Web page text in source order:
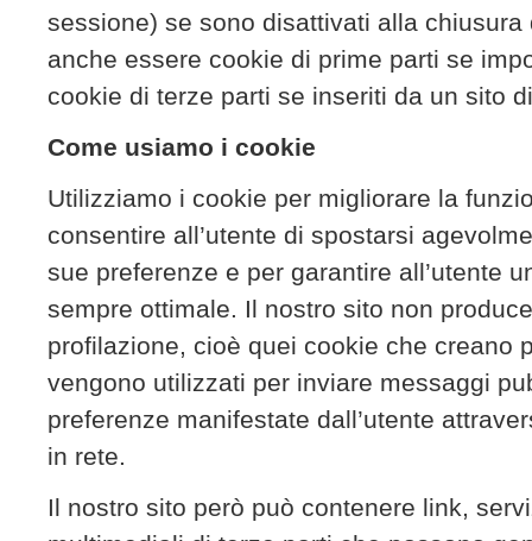
sessione) se sono disattivati alla
anche essere cookie di prime parti se
cookie di terze parti se inseriti da un sito
Come usiamo i cookie
Utilizziamo i cookie per migliorare la
consentire all’utente di spostarsi
sue preferenze e per garantire all’utente
sempre ottimale. Il nostro sito non
profilazione, cioè quei cookie che creano
vengono utilizzati per inviare messaggi
preferenze manifestate dall’utente
in rete.
Il nostro sito però può contenere link,